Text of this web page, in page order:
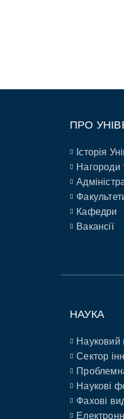
ПРО
Історія
Нагороди
Кафедри
Вакансії
НАУКА
Науковий
Сектор
Наукові
Фахові